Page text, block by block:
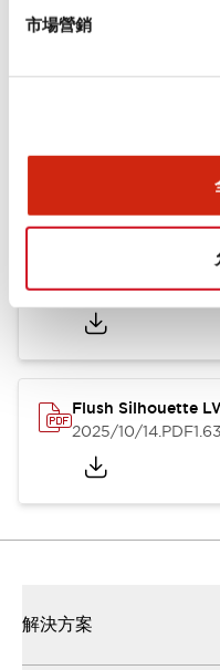
市場營銷
認證與標
Flush Silhouette
2025/09/19.PDF
Flush Silhouette
2025/10/14.PDF
解決方案